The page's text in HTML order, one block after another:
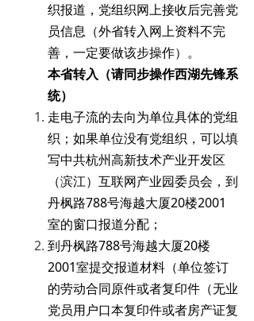
织报道，党组织网上接收后完善党
员信息（外省转入网上资料不完
善，一定要做该步操作）。
本省转入（请同步操作西湖先锋系
统）
走电子流的去向为单位具体的党组
织；如果单位没有党组织，可以填
写中共杭州高新技术产业开发区
（滨江）互联网产业园委员会，到
丹枫路788号海越大厦20楼2001
室的窗口报道分配；
到丹枫路788号海越大厦20楼
2001室提交报道材料（单位签订
的劳动合同原件或者复印件（无业
党员用户口本复印件或者房产证复